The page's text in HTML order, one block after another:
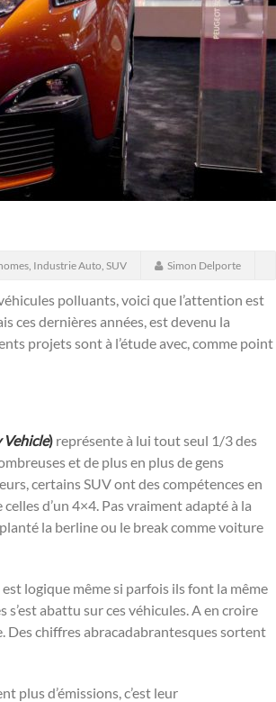
, Industrie Auto, SUV Simon Delporte
polluants, voici que l’attention est
ces dernières années, est devenu la
projets sont à l’étude avec, comme point
) représente à lui tout seul 1/3 des
et de plus en plus de gens
certains SUV ont des compétences en
d’un 4×4. Pas vraiment adapté à la
la berline ou le break comme voiture
logique même si parfois ils font la même
abattu sur ces véhicules. A en croire
Des chiffres abracadabrantesques sortent
plus d’émissions, c’est leur